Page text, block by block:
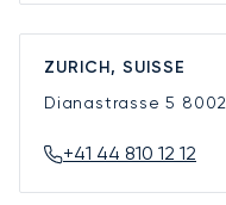
ZURICH, SUISSE
Dianastrasse 5 8002
+41 44 810 12 12